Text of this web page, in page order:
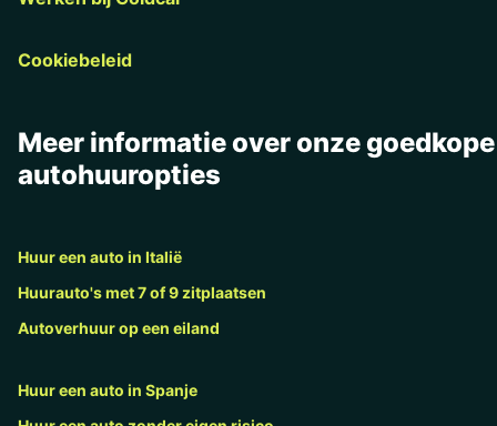
Cookiebeleid
Meer informatie over onze goedkope
autohuuropties
Huur een auto in Italië
Huurauto's met 7 of 9 zitplaatsen
Autoverhuur op een eiland
Huur een auto in Spanje